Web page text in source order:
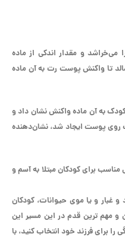
و مقدار اندکی از ماده
تا واکنش پوست رت به آن ماده
به آن ماده واکنش نشان داد و
روی پوست ایجاد شد، نشان‌دهنده
برای کودکان مبتلا به آسم و
غبار و یا موی حیوانات، کودکان
و مهم ترین قدم در این مسیر این
برای فرزند خود انتخاب کنید، با